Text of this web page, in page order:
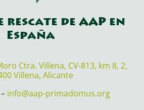
rescate de AAP en
España
Ctra. Villena, CV-813, km 8, 2,
Villena, Alicante
– info@aap-primadomus.org